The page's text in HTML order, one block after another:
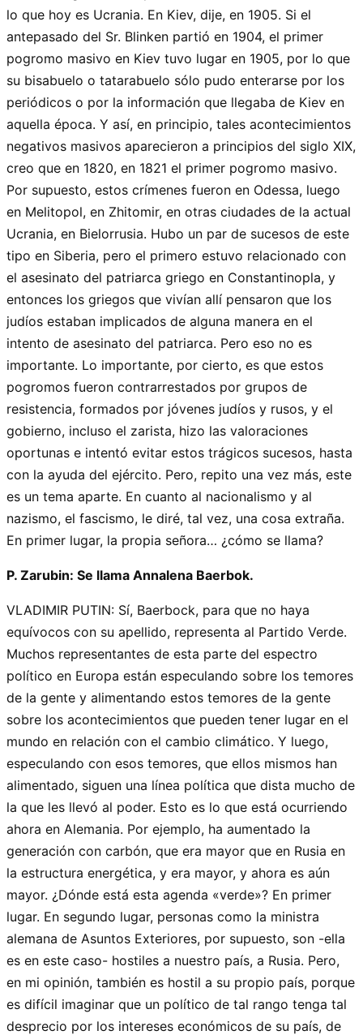
lo que hoy es Ucrania. En Kiev, dije, en 1905. Si el
antepasado del Sr. Blinken partió en 1904, el primer
pogromo masivo en Kiev tuvo lugar en 1905, por lo que
su bisabuelo o tatarabuelo sólo pudo enterarse por los
periódicos o por la información que llegaba de Kiev en
aquella época. Y así, en principio, tales acontecimientos
negativos masivos aparecieron a principios del siglo XIX,
creo que en 1820, en 1821 el primer pogromo masivo.
Por supuesto, estos crímenes fueron en Odessa, luego
en Melitopol, en Zhitomir, en otras ciudades de la actual
Ucrania, en Bielorrusia. Hubo un par de sucesos de este
tipo en Siberia, pero el primero estuvo relacionado con
el asesinato del patriarca griego en Constantinopla, y
entonces los griegos que vivían allí pensaron que los
judíos estaban implicados de alguna manera en el
intento de asesinato del patriarca. Pero eso no es
importante. Lo importante, por cierto, es que estos
pogromos fueron contrarrestados por grupos de
resistencia, formados por jóvenes judíos y rusos, y el
gobierno, incluso el zarista, hizo las valoraciones
oportunas e intentó evitar estos trágicos sucesos, hasta
con la ayuda del ejército. Pero, repito una vez más, este
es un tema aparte. En cuanto al nacionalismo y al
nazismo, el fascismo, le diré, tal vez, una cosa extraña.
En primer lugar, la propia señora… ¿cómo se llama?
P. Zarubin: Se llama Annalena Baerbok.
VLADIMIR PUTIN: Sí, Baerbock, para que no haya
equívocos con su apellido, representa al Partido Verde.
Muchos representantes de esta parte del espectro
político en Europa están especulando sobre los temores
de la gente y alimentando estos temores de la gente
sobre los acontecimientos que pueden tener lugar en el
mundo en relación con el cambio climático. Y luego,
especulando con esos temores, que ellos mismos han
alimentado, siguen una línea política que dista mucho de
la que les llevó al poder. Esto es lo que está ocurriendo
ahora en Alemania. Por ejemplo, ha aumentado la
generación con carbón, que era mayor que en Rusia en
la estructura energética, y era mayor, y ahora es aún
mayor. ¿Dónde está esta agenda «verde»? En primer
lugar. En segundo lugar, personas como la ministra
alemana de Asuntos Exteriores, por supuesto, son -ella
es en este caso- hostiles a nuestro país, a Rusia. Pero,
en mi opinión, también es hostil a su propio país, porque
es difícil imaginar que un político de tal rango tenga tal
desprecio por los intereses económicos de su país, de